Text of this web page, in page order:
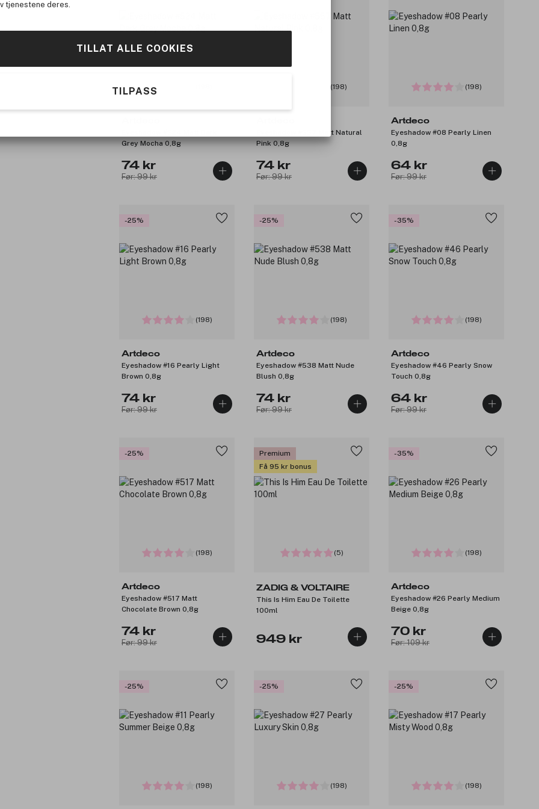
tjenestene deres.
TILLAT ALLE COOKIES
TILPASS
Grey Mocha 0,8g
74 kr
Før: 99 kr
(198)
Eyeshadow #557 Matt Natural
Pink 0,8g
74 kr
Før: 99 kr
(198)
Artdeco
Eyeshadow #08 Pearly Linen
0,8g
64 kr
Før: 99 kr
-25%
(198)
Artdeco
Eyeshadow #16 Pearly Light
Brown 0,8g
74 kr
Før: 99 kr
-25%
(198)
Artdeco
Eyeshadow #538 Matt Nude
Blush 0,8g
74 kr
Før: 99 kr
-35%
(198)
Artdeco
Eyeshadow #46 Pearly Snow
Touch 0,8g
64 kr
Før: 99 kr
-25%
(198)
Artdeco
Eyeshadow #517 Matt
Chocolate Brown 0,8g
74 kr
Før: 99 kr
Premium
Få 95 kr bonus
(5)
ZADIG & VOLTAIRE
This Is Him Eau De Toilette
100ml
949 kr
-35%
(198)
Artdeco
Eyeshadow #26 Pearly Medium
Beige 0,8g
70 kr
Før: 109 kr
-25%
(198)
-25%
(198)
-25%
(198)